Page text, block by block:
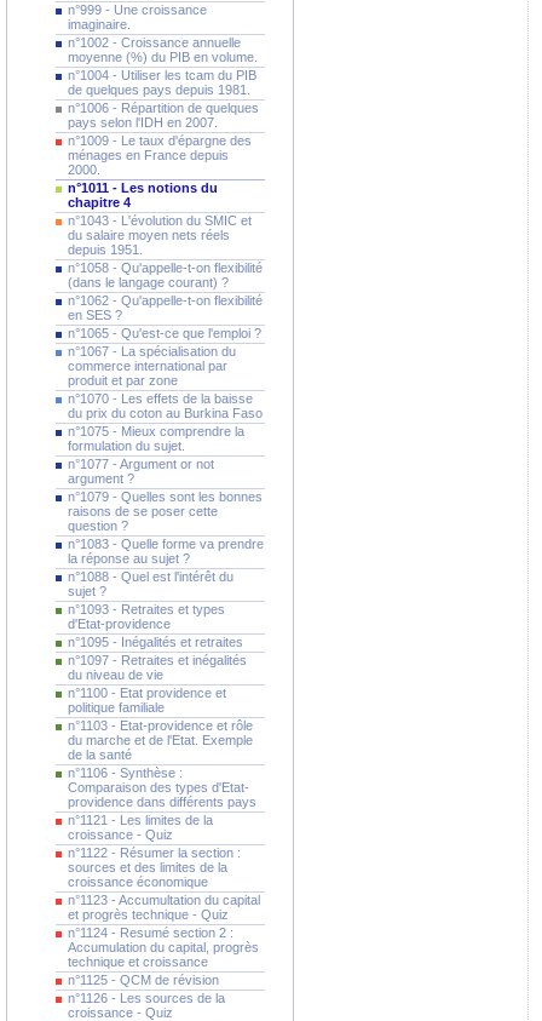
n°999 - Une croissance
imaginaire.
n°1002 - Croissance annuelle
moyenne (%) du PIB en volume.
n°1004 - Utiliser les tcam du PIB
de quelques pays depuis 1981.
n°1006 - Répartition de quelques
pays selon l'IDH en 2007.
n°1009 - Le taux d'épargne des
ménages en France depuis
2000.
n°1011 - Les notions du
chapitre 4
n°1043 - L'évolution du SMIC et
du salaire moyen nets réels
depuis 1951.
n°1058 - Qu'appelle-t-on flexibilité
(dans le langage courant) ?
n°1062 - Qu'appelle-t-on flexibilité
en SES ?
n°1065 - Qu'est-ce que l'emploi ?
n°1067 - La spécialisation du
commerce international par
produit et par zone
n°1070 - Les effets de la baisse
du prix du coton au Burkina Faso
n°1075 - Mieux comprendre la
formulation du sujet.
n°1077 - Argument or not
argument ?
n°1079 - Quelles sont les bonnes
raisons de se poser cette
question ?
n°1083 - Quelle forme va prendre
la réponse au sujet ?
n°1088 - Quel est l'intérêt du
sujet ?
n°1093 - Retraites et types
d'Etat-providence
n°1095 - Inégalités et retraites
n°1097 - Retraites et inégalités
du niveau de vie
n°1100 - Etat providence et
politique familiale
n°1103 - Etat-providence et rôle
du marche et de l'Etat. Exemple
de la santé
n°1106 - Synthèse :
Comparaison des types d'Etat-
providence dans différents pays
n°1121 - Les limites de la
croissance - Quiz
n°1122 - Résumer la section :
sources et des limites de la
croissance économique
n°1123 - Accumultation du capital
et progrès technique - Quiz
n°1124 - Resumé section 2 :
Accumulation du capital, progrès
technique et croissance
n°1125 - QCM de révision
n°1126 - Les sources de la
croissance - Quiz